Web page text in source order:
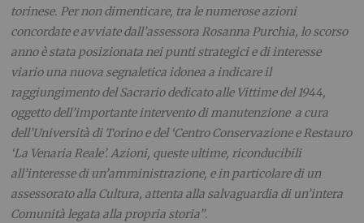
torinese. Per non dimenticare, tra le numerose azioni
concordate e avviate dall’assessora Rosanna Purchia, lo scorso
anno è stata posizionata nei punti strategici e di interesse
viario una nuova segnaletica idonea a indicare il
raggiungimento del Sacrario dedicato alle Vittime del 1944,
oggetto dell’importante intervento di manutenzione a cura
dell’Università di Torino e del ‘Centro Conservazione e Restauro
‘La Venaria Reale’. Azioni, queste ultime, riconducibili
all’interesse di un’amministrazione, e in particolare di un
assessorato alla Cultura, attenta alla salvaguardia di un’intera
Comunità legata alla propria storia”.